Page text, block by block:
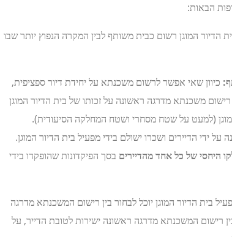
הבאות:
הדיור המוגן רשום כבית משותף לבין המקרה הנפוץ יותר שבו
כיוון שאי אפשר לרשום משכנתא על יחידת דיור ספציפית,
משכנתא מדרגה ראשונה על זכותו של בית הדיור המוגן
(למעט על שטח מסחרי ושטח המחלקה הסיעודית).
ידי הדיירים ושכרו ישולם בידי מפעיל בית הדיור המוגן.
היחסי של כל אחד מהדיירים בסך הפיקדונות שהופקדו בידי
בית הדיור המוגן יוכל לבחור בין רישום המשכנתא מדרגה
רישום המשכנתא מדרגה ראשונה ישירות לטובת הדייר, על